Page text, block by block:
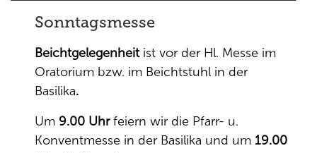
Sonntagsmesse
Beichtgelegenheitist vor der Hl. Messe im
Oratorium bzw. im Beichtstuhl in der
Basilika.
Um 9.00 Uhrfeiern wir die Pfarr- u.
Konventmesse in der Basilika und um 19.00